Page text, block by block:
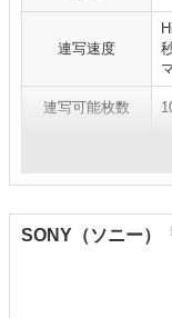
連写速度
連写可能枚数
SONY（ソニー）